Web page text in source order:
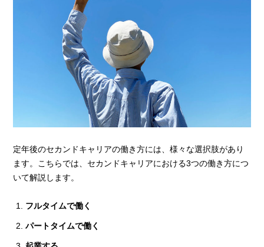
定年後のセカンドキャリアの働き方には、様々な選択肢があり
ます。こちらでは、セカンドキャリアにおける3つの働き方につ
いて解説します。
フルタイムで働く
パートタイムで働く